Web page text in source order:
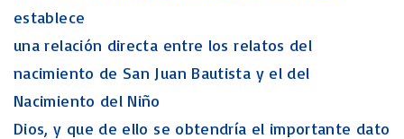
establece
una relación directa entre los relatos del
nacimiento de San Juan Bautista y el del
Nacimiento del Niño
Dios, y que de ello se obtendría el importante dato